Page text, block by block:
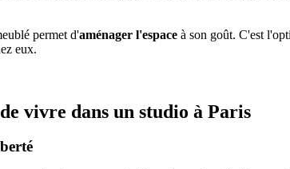
permet d'aménager l'espace à son goût. C'est
eux.
vivre dans un studio à Paris